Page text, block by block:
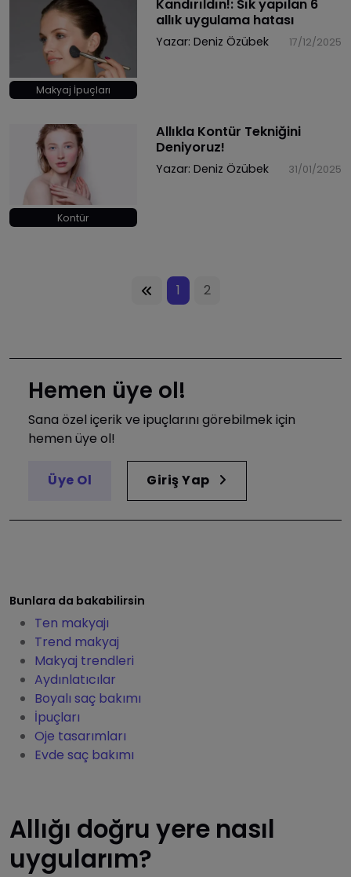
Makyaj İpuçları
Kandırıldın!: Sık yapılan 6
allık uygulama hatası
Yazar: Deniz Özübek 17/12/2025
Kontür
Allıkla Kontür Tekniğini
Deniyoruz!
Yazar: Deniz Özübek 31/01/2025
1 2
Hemen üye ol!
Sana özel içerik ve ipuçlarını görebilmek için
hemen üye ol!
Üye Ol Giriş Yap
Bunlara da bakabilirsin
Ten makyajı
Trend makyaj
Makyaj trendleri
Aydınlatıcılar
Boyalı saç bakımı
İpuçları
Oje tasarımları
Evde saç bakımı
Allığı doğru yere nasıl
uygularım?